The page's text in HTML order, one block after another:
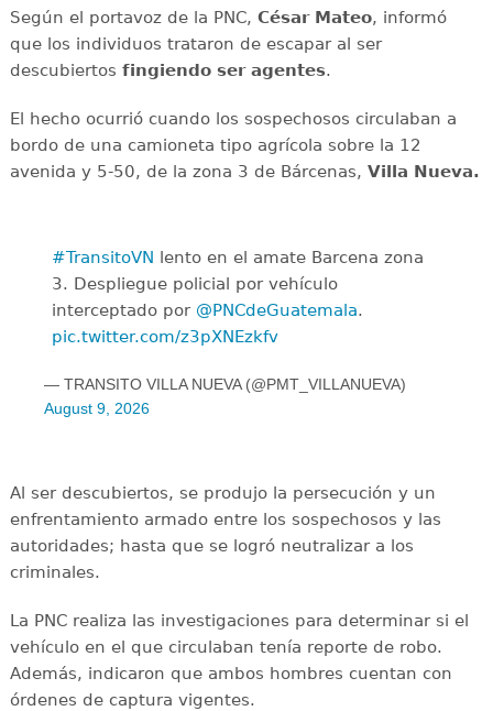
Según el portavoz de la PNC, César Mateo, informó
que los individuos trataron de escapar al ser
descubiertos fingiendo ser agentes.
El hecho ocurrió cuando los sospechosos circulaban a
bordo de una camioneta tipo agrícola sobre la 12
avenida y 5-50, de la zona 3 de Bárcenas, Villa Nueva.
#TransitoVN lento en el amate Barcena zona
3. Despliegue policial por vehículo
interceptado por @PNCdeGuatemala.
pic.twitter.com/z3pXNEzkfv
— TRANSITO VILLA NUEVA (@PMT_VILLANUEVA)
August 9, 2026
Al ser descubiertos, se produjo la persecución y un
enfrentamiento armado entre los sospechosos y las
autoridades; hasta que se logró neutralizar a los
criminales.
La PNC realiza las investigaciones para determinar si el
vehículo en el que circulaban tenía reporte de robo.
Además, indicaron que ambos hombres cuentan con
órdenes de captura vigentes.